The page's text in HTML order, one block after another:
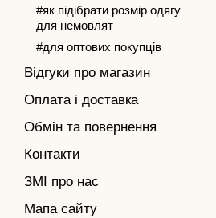
#як підібрати розмір одягу
для немовлят
#для оптових покупців
Відгуки про магазин
Оплата і доставка
Обмін та повернення
Контакти
ЗМІ про нас
Мапа сайту